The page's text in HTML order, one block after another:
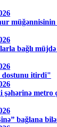
bağlı
dostunu itirdi"
şəhərinə metro
bağlana